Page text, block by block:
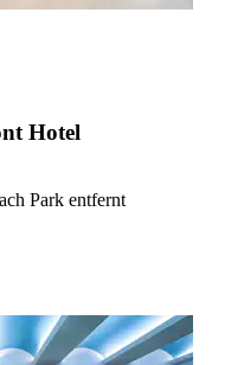
Hotel
Park entfernt